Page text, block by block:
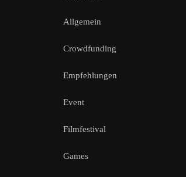
Allgemein
Crowdfunding
Empfehlungen
Event
Filmfestival
Games